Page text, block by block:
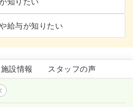
給与が知りたい
榊原白鳳病院
施設情報 スタッフの声